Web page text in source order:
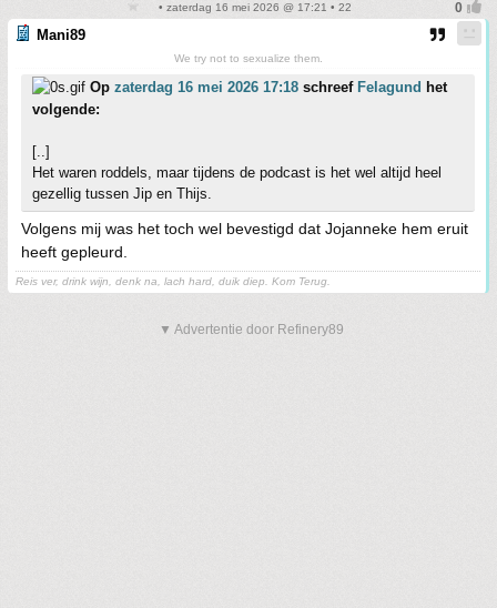
• zaterdag 16 mei 2026 @ 17:21 • 22
Mani89
We try not to sexualize them.
Op zaterdag 16 mei 2026 17:18 schreef Felagund het
volgende:
[..]
Het waren roddels, maar tijdens de podcast is het wel altijd heel
gezellig tussen Jip en Thijs.
Volgens mij was het toch wel bevestigd dat Jojanneke hem eruit
heeft gepleurd.
Reis ver, drink wijn, denk na, lach hard, duik diep. Kom Terug.
▼ Advertentie door Refinery89